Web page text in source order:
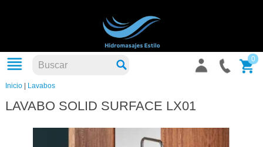
0
Inicio| Lavabos
LAVABO SOLID SURFACE LX01